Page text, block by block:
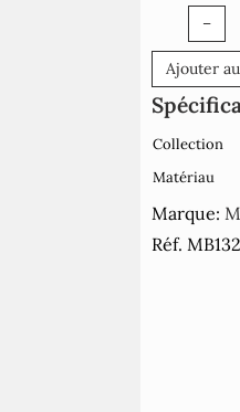
–
Ajouter
Collection
Matériau
Marque:
Réf.